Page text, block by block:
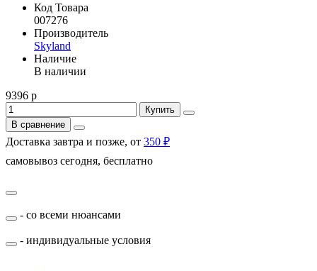
Код Товара
007276
Производитель
Skyland
Наличие
В наличии
9396 р
Купить
В сравнение
Доставка завтра и позже, от 350 ₽
самовывоз сегодня, бесплатно
- со всеми нюансами
- индивидуальные условия